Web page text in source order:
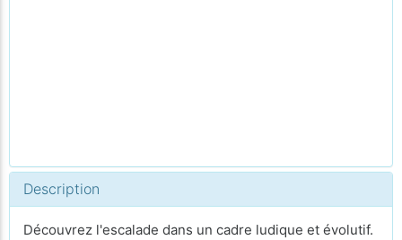
Description
Découvrez l'escalade dans un cadre ludique et évolutif.